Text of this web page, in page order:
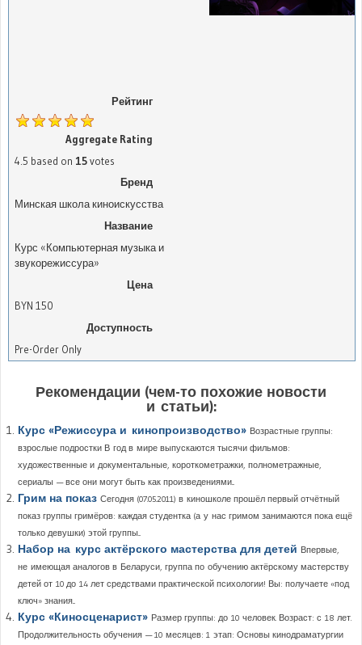
Рейтинг
Aggregate Rating
4.5 based on 15votes
Бренд
Минская школа киноискусства
Название
Курс «Компьютерная музыка и
звукорежиссура»
Цена
BYN 150
Доступность
Pre-Order Only
Рекомендации (чем-то похожие новости
и статьи):
Курс «Режиссура и кинопроизводство» Возрастные группы:
взрослые подростки В год в мире выпускаются тысячи фильмов:
художественные и документальные, короткометражки, полнометражные,
сериалы — все они могут быть как произведениями...
Грим на показ Сегодня (07.05.2011) в киношколе прошёл первый отчётный
показ группы гримёров: каждая студентка (а у нас гримом занимаются пока ещё
только девушки) этой группы...
Набор на курс актёрского мастерства для детей Впервые,
не имеющая аналогов в Беларуси, группа по обучению актёрскому мастерству
детей от 10 до 14 лет средствами практической психологии! Вы: получаете «под
ключ» знания...
Курс «Киносценарист» Размер группы: до 10 человек. Возраст: с 18 лет.
Продолжительность обучения — 10 месяцев: 1 этап: Основы кинодраматургии